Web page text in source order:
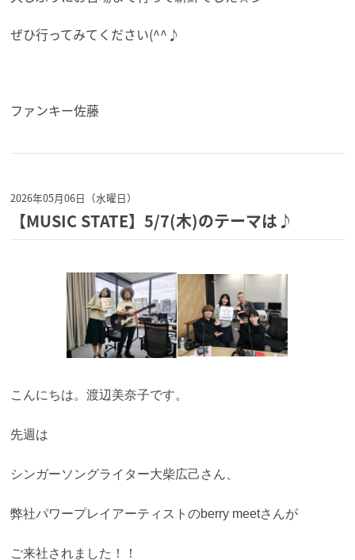
ぜひ行ってみてください(^^♪
ファンキー佐藤
2026年05月06日（水曜日）
【MUSIC STATE】5/7(木)のテーマは♪
こんにちは。渡辺美奈子です。
先週は
シンガーソングライター大柴広己さん、
弊社パワープレイアーティストのberry meetさんが
ご来社されました！！